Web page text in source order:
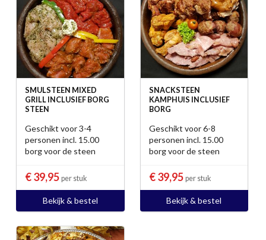
SMULSTEEN MIXED
GRILL INCLUSIEF BORG
STEEN
Geschikt voor 3-4
personen incl. 15.00
borg voor de steen
€ 39,95 per stuk
Bekijk & bestel
SNACKSTEEN
KAMPHUIS INCLUSIEF
BORG
Geschikt voor 6-8
personen incl. 15.00
borg voor de steen
€ 39,95 per stuk
Bekijk & bestel